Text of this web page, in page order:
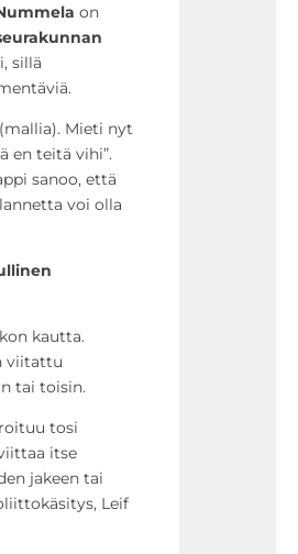
on
sillä
Mieti nyt
en teitä vihi”.
sanoo, että
voi olla
kautta.
viitattu
tai toisin.
tosi
itse
jakeen tai
Leif